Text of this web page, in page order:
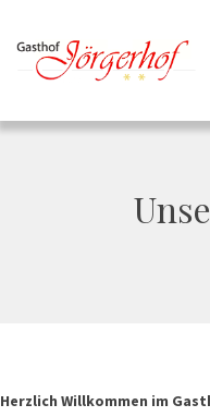
Herzlich Willkommen im